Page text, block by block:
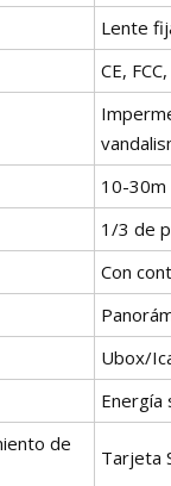
Lente
CE,
10-30m
1/3 de
Con
Ubox/
Energía
de
Tarjeta